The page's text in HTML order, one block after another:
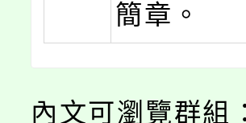
簡章。
內文可瀏覽群組